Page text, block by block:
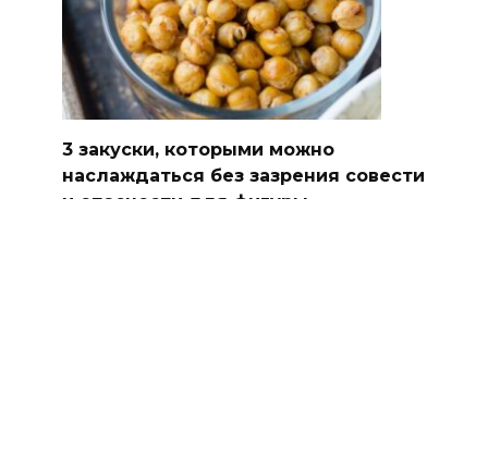
3 закуски, которыми можно
наслаждаться без зазрения совести
и опасности для фигуры